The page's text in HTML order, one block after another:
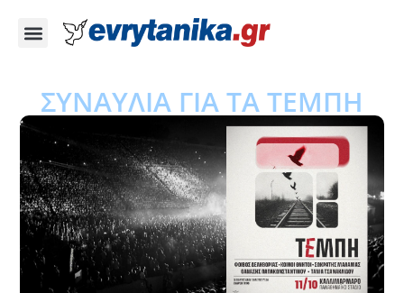
ΣΥΝΑΥΛΙΑ ΓΙΑ ΤΑ ΤΕΜΠΗ